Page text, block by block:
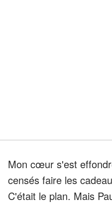
Mon cœur s'est
censés faire les
C'était le plan. Mais